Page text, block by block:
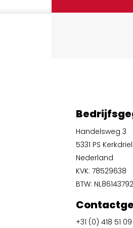
Handelsweg 3
5331 PS Kerkdriel
Nederland
KVK: 78529638
BTW:
+31 (0) 418 51 09